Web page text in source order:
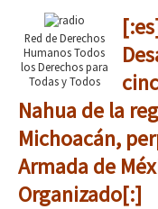
Red de Derechos
Humanos Todos
los Derechos para
Todas y Todos
Nahua de la
Michoacán,
Armada de
Organizado[:]